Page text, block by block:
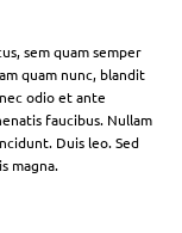
sem quam semper
quam nunc, blandit
odio et ante
faucibus. Nullam
Duis leo. Sed
magna.